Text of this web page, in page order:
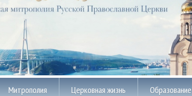
Митрополия Церковная жизнь Образование